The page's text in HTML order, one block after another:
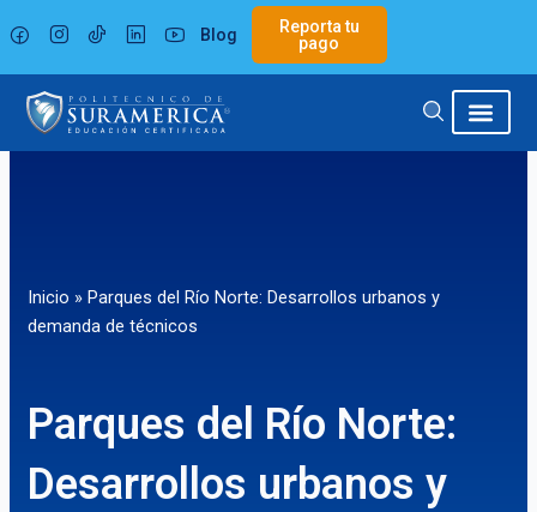
al
contenido
Blog
Reporta tu
pago
Inicio » Parques del Río Norte: Desarrollos urbanos y
demanda de técnicos
Parques del Río Norte:
Desarrollos urbanos y